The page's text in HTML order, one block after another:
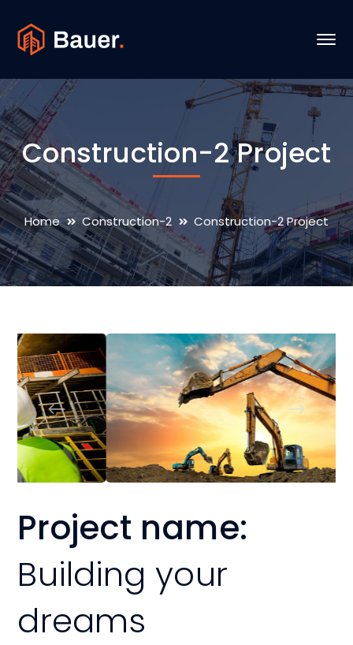
Construction-2 Project
Home Construction-2 Construction-2 Project
Project name:
Building your
dreams